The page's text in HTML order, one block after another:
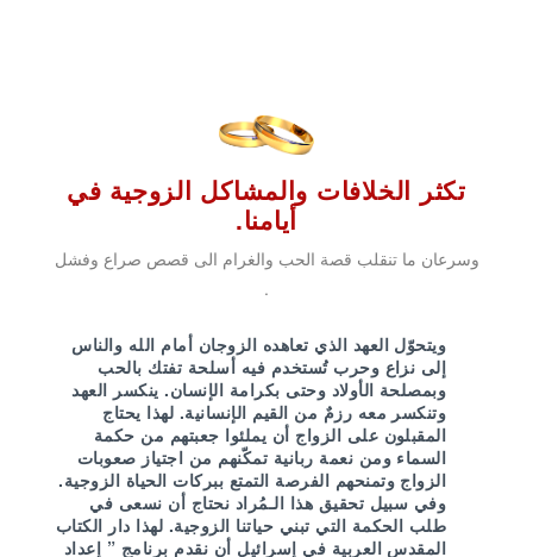
تكثر الخلافات والمشاكل الزوجية في
أيامنا.
وسرعان ما تنقلب قصة الحب والغرام الى قصص صراع وفشل
ويتحوّل العهد الذي تعاهده الزوجان أمام الله والناس
وبمصلحة الأولاد وحتى بكرامة الإنسان. ينكسر العهد
وتنكسر معه رزمٌ من القيم الإنسانية. لهذا يحتاج
المقبلون على الزواج أن يملئوا جعبتهم من حكمة
السماء ومن نعمة ربانية تمكّنهم من اجتياز صعوبات
الزواج وتمنحهم الفرصة التمتع ببركات الحياة الزوجية.
وفي سبيل تحقيق هذا الـمُراد نحتاج أن نسعى في
طلب الحكمة التي تبني حياتنا الزوجية. لهذا دار الكتاب
المقدس العربية في إسرائيل أن نقدم برنامج ” إعداد
المقبلين على الزواج” بهدف بناء عائلة مسيحية متينة.
ويشمل البرنامج دليلاً كُتب خصيصا لهذا الهدف.